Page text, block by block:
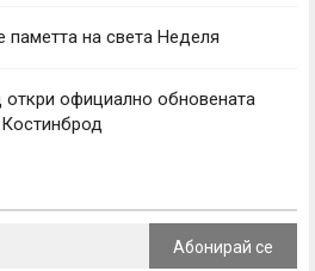
паметта на света Неделя
официално обновената
Абонирай се